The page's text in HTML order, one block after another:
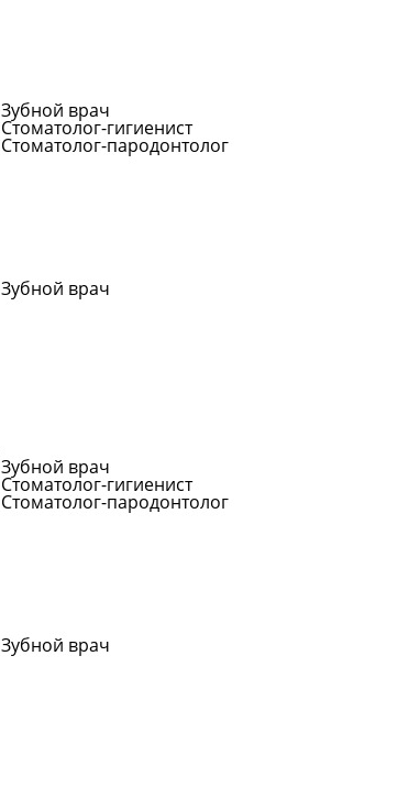
Зубной врач
Стоматолог-гигиенист
Стоматолог-пародонтолог
Зубной врач
Зубной врач
Стоматолог-гигиенист
Стоматолог-пародонтолог
Зубной врач